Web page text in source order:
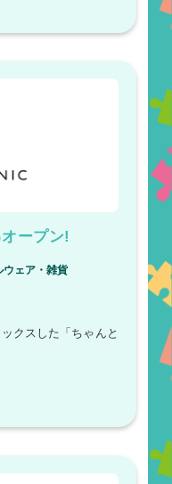
オープン!
ウェア・雑貨
クスした「ちゃんと